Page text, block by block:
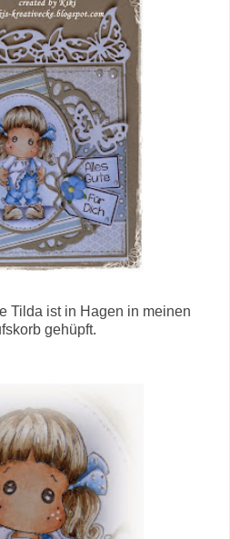
Tilda ist in Hagen in meinen
gehüpft.